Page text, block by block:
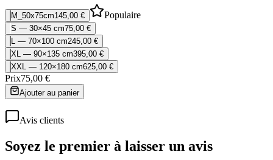
M_50x75cm145,00 € Populaire
S — 30×45 cm75,00 €
L — 70×100 cm245,00 €
XL — 90×135 cm395,00 €
XXL — 120×180 cm625,00 €
Prix75,00 €
Ajouter au panier
Avis clients
Soyez le premier à laisser un avis